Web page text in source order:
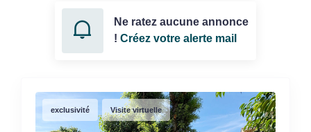
Ne ratez aucune annonce
! Créez votre alerte mail
exclusivité Visite virtuelle